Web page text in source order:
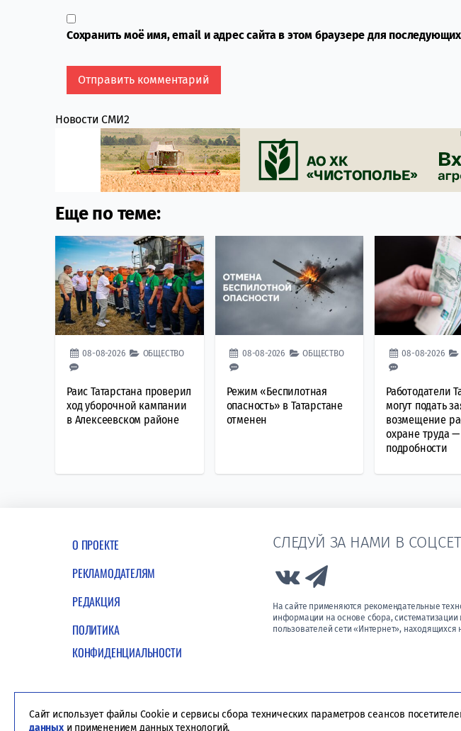
Сохранить моё имя, email и адрес сайта в этом браузере для
Новости СМИ2
Еще по теме:
08-08-2026 ОБЩЕСТВО
Раис Татарстана проверил
ход уборочной кампании
в Алексеевском районе
08-08-2026 ОБЩЕСТВО
Режим «Беспилотная
опасность» в Татарстане
отменен
08-08-2026
Работодатели
могут подать
возмещение
охране труда —
подробности
О ПРОЕКТЕ
РЕКЛАМОДАТЕЛЯМ
РЕДАКЦИЯ
ПОЛИТИКА
КОНФИДЕНЦИАЛЬНОСТИ
СЛЕДУЙ ЗА НАМИ В
Link to Vk
На сайте применяются рекомендательные
информации на основе сбора,
пользователей сети «Интернет»,
Сайт использует файлы Cookie и сервисы сбора технических параметров сеансов
данныхи применением данных технологий.